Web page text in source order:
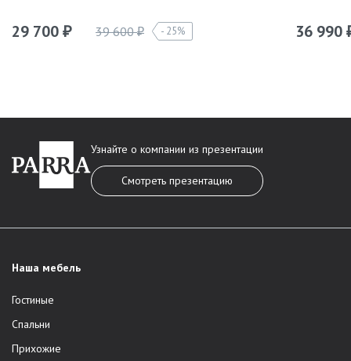
29 700 ₽ 39 600₽ 25% 36 990
Наша мебель
Гостиные
Спальни
Прихожие
Узнайте о компании из презентации
Смотреть презентацию